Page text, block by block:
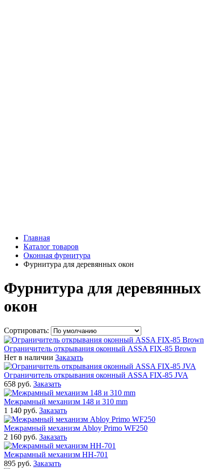
Главная
Каталог товаров
Оконная фурнитура
Фурнитура для деревянных окон
Фурнитура для деревянных
окон
Сортировать:
Ограничитель открывания оконный ASSA FIX-85 Brown
Нет в наличии Заказать
Ограничитель открывания оконный ASSA FIX-85 JVA
658 руб. Заказать
Межрамный механизм 148 и 310 mm
1 140 руб. Заказать
Межрамный механизм Abloy Primo WF250
2 160 руб. Заказать
Межрамный механизм HH-701
895 руб. Заказать